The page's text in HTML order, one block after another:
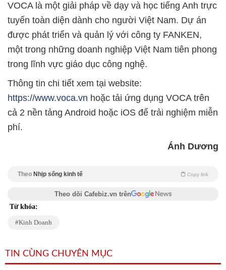
VOCA là một giải pháp về dạy và học tiếng Anh trực
tuyến toàn diện dành cho người Việt Nam. Dự án
được phát triển và quản lý với công ty FANKEN,
một trong những doanh nghiệp Việt Nam tiên phong
trong lĩnh vực giáo dục công nghệ.
Thông tin chi tiết xem tại website:
https://www.voca.vn hoặc tải ứng dụng VOCA trên
cả 2 nền tảng Android hoặc iOS để trải nghiệm miễn
phí.
Ánh Dương
Theo Nhịp sống kinh tế Copy link
Theo dõi Cafebiz.vn trên
Từ khóa:
Kinh Doanh
TIN CÙNG CHUYÊN MỤC